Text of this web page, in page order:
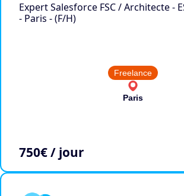
Expert Salesforce FSC / Architecte -
- Paris - (F/H)
Freelance
Paris
750€ / jour